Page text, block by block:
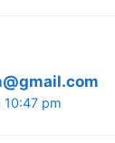
10:47 pm